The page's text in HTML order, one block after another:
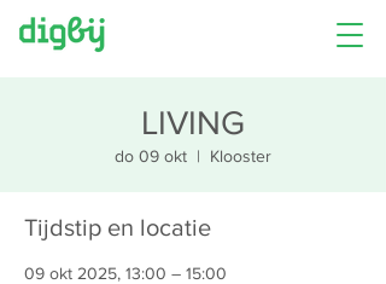
LIVING
do 09 okt
  |
Klooster
Tijdstip en locatie
09 okt 2025, 13:00 – 15:00